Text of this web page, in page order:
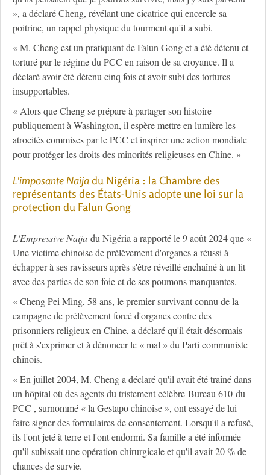
», a déclaré Cheng, révélant une cicatrice qui encercle sa
poitrine, un rappel physique du tourment qu'il a subi.
« M. Cheng est un pratiquant de Falun Gong et a été détenu et
torturé par le régime du PCC en raison de sa croyance. Il a
déclaré avoir été détenu cinq fois et avoir subi des tortures
insupportables.
« Alors que Cheng se prépare à partager son histoire
publiquement à Washington, il espère mettre en lumière les
atrocités commises par le PCC et inspirer une action mondiale
pour protéger les droits des minorités religieuses en Chine. »
L'imposante Naijadu Nigéria : la Chambre des
représentants des États-Unis adopte une loi sur la
protection du Falun Gong
L'Empressive Naija du Nigéria a rapporté le 9 août 2024 que «
Une victime chinoise de prélèvement d'organes a réussi à
échapper à ses ravisseurs après s'être réveillé enchaîné à un lit
avec des parties de son foie et de ses poumons manquantes.
« Cheng Pei Ming, 58 ans, le premier survivant connu de la
campagne de prélèvement forcé d'organes contre des
prisonniers religieux en Chine, a déclaré qu'il était désormais
prêt à s'exprimer et à dénoncer le « mal » du Parti communiste
chinois.
« En juillet 2004, M. Cheng a déclaré qu'il avait été traîné dans
un hôpital où des agents du tristement célèbre Bureau 610 du
PCC , surnommé « la Gestapo chinoise », ont essayé de lui
faire signer des formulaires de consentement. Lorsqu'il a refusé,
ils l'ont jeté à terre et l'ont endormi. Sa famille a été informée
qu'il subissait une opération chirurgicale et qu'il avait 20 % de
chances de survie.